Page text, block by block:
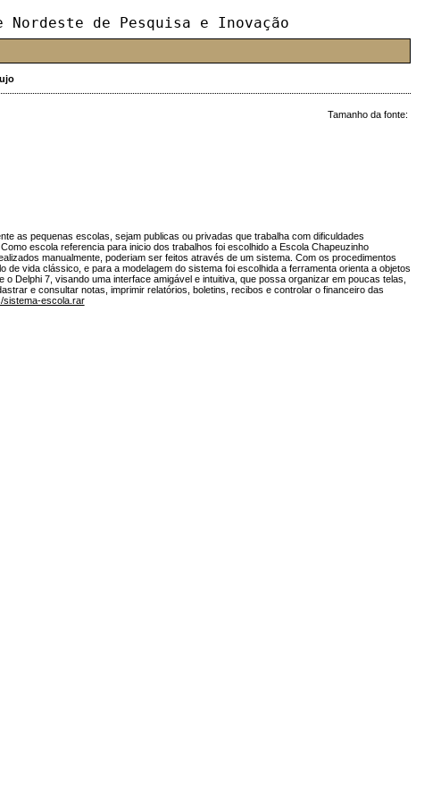
de Pesquisa e Inovação
Tamanho da fonte:
as pequenas escolas, sejam publicas ou privadas que trabalha com dificuldades
escola referencia para inicio dos trabalhos foi escolhido a Escola Chapeuzinho
manualmente, poderiam ser feitos através de um sistema. Com os procedimentos
vida clássico, e para a modelagem do sistema foi escolhida a ferramenta orienta a objetos
Delphi 7, visando uma interface amigável e intuitiva, que possa organizar em poucas telas,
e consultar notas, imprimir relatórios, boletins, recibos e controlar o financeiro das
sistema-escola.rar